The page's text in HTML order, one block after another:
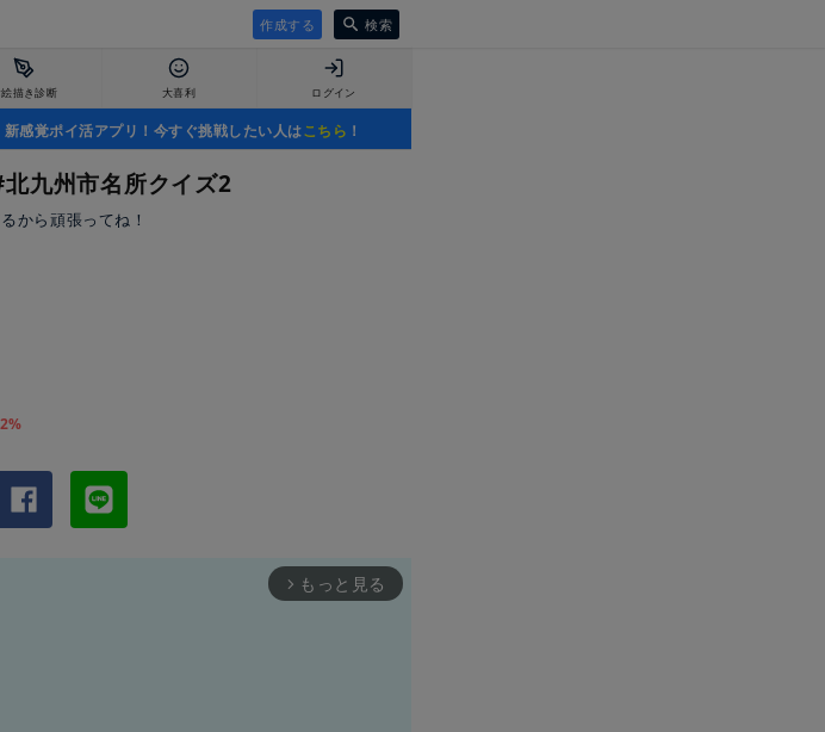
作成する 検索
絵描き診断 大喜利 ログイン
感覚ポイ活アプリ！今すぐ挑戦したい人はこちら ！
九州市名所クイズ2
から頑張ってね！
arrow_forward_ios もっと見る